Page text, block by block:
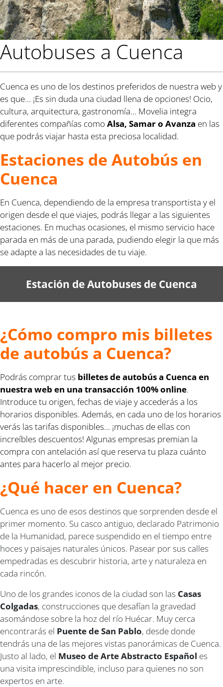
Autobuses a Cuenca
Cuenca es uno de los destinos preferidos de nuestra web y
es que... ¡Es sin duda una ciudad llena de opciones! Ocio,
cultura, arquitectura, gastronomía... Movelia integra
diferentes compañías como Alsa, Samar o Avanza en las
que podrás viajar hasta esta preciosa localidad.
Estaciones de Autobús en
Cuenca
En Cuenca, dependiendo de la empresa transportista y el
origen desde el que viajes, podrás llegar a las siguientes
estaciones. En muchas ocasiones, el mismo servicio hace
parada en más de una parada, pudiendo elegir la que más
se adapte a las necesidades de tu viaje.
Estación de Autobuses de Cuenca
¿Cómo compro mis billetes
de autobús a Cuenca?
Podrás comprar tus billetes de autobús a Cuenca en
nuestra web en una transacción 100% online.
Introduce tu origen, fechas de viaje y accederás a los
horarios disponibles. Además, en cada uno de los horarios
verás las tarifas disponibles... ¡muchas de ellas con
increíbles descuentos! Algunas empresas premian la
compra con antelación así que reserva tu plaza cuánto
antes para hacerlo al mejor precio.
¿Qué hacer en Cuenca?
Cuenca es uno de esos destinos que sorprenden desde el
primer momento. Su casco antiguo, declarado Patrimonio
de la Humanidad, parece suspendido en el tiempo entre
hoces y paisajes naturales únicos. Pasear por sus calles
empedradas es descubrir historia, arte y naturaleza en
cada rincón.
Uno de los grandes iconos de la ciudad son las Casas
Colgadas, construcciones que desafían la gravedad
asomándose sobre la hoz del río Huécar. Muy cerca
encontrarás el Puente de San Pablo, desde donde
tendrás una de las mejores vistas panorámicas de Cuenca.
Justo al lado, el Museo de Arte Abstracto Español es
una visita imprescindible, incluso para quienes no son
expertos en arte.